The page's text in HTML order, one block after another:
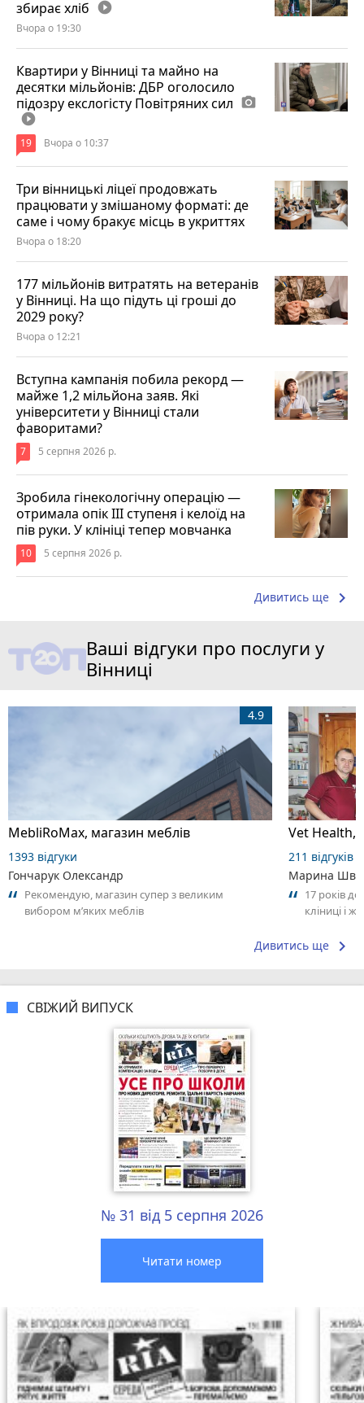
збирає хліб play_circle_filled
Вчора о 19:30
Квартири у Вінниці та майно на
десятки мільйонів: ДБР оголосило
підозру екслогісту Повітряних сил photo_camera
play_circle_filled
19 Вчора о 10:37
Три вінницькі ліцеї продовжать
працювати у змішаному форматі: де
саме і чому бракує місць в укриттях
Вчора о 18:20
177 мільйонів витратять на ветеранів
у Вінниці. На що підуть ці гроші до
2029 року?
Вчора о 12:21
Вступна кампанія побила рекорд —
майже 1,2 мільйона заяв. Які
університети у Вінниці стали
фаворитами?
7 5 серпня 2026 р.
Зробила гінекологічну операцію —
отримала опік ІІІ ступеня і келоїд на
пів руки. У клініці тепер мовчанка
10 5 серпня 2026 р.
Дивитись ще keyboard_arrow_right
Ваші відгуки про послуги у
Вінниці
MebliRoMax, магазин меблів
4.9
1393 відгуки
Гончарук Олександр
Рекомендую, магазин супер з великим
вибором мʼяких меблів
Vet Health,
211 відгуків
Марина
17 років
кліниці і
Дивитись ще keyboard_arrow_right
СВІЖИЙ ВИПУСК
№ 31 від 5 серпня 2026
Читати номер